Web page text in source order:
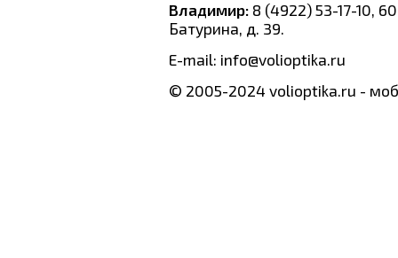
Владимир: 8 (4922) 53-17-10,
Батурина, д. 39.
E-mail: info@volioptika.ru
© 2005-2024 volioptika.ru -